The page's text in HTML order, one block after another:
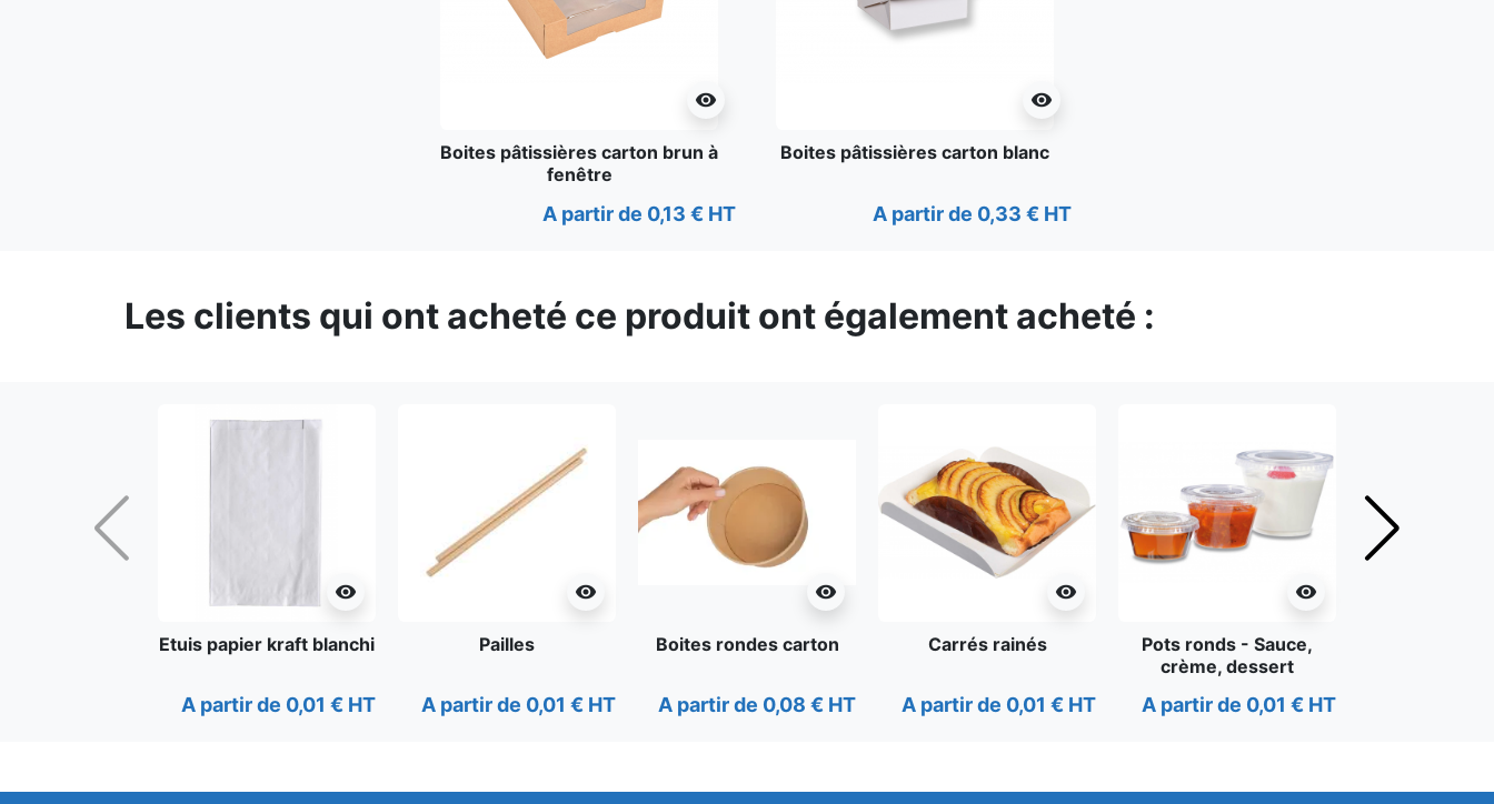
visibility
Boites pâtissières carton brun à
fenêtre
A partir de 0,13 € HT
visibility
Boites pâtissières carton blanc
A partir de 0,33 € HT
Les clients qui ont acheté ce produit ont également acheté :
Précédent
visibility
Etuis papier kraft blanchi
A partir de 0,01 € HT
visibility
Pailles
A partir de 0,01 € HT
visibility
Boites rondes carton
A partir de 0,08 € HT
visibility
Carrés rainés
A partir de 0,01 € HT
visibility
Pots ronds - Sauce,
crème, dessert
A partir de 0,01 € HT
Suivant